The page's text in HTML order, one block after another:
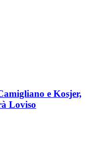
e Kosjer,
Loviso